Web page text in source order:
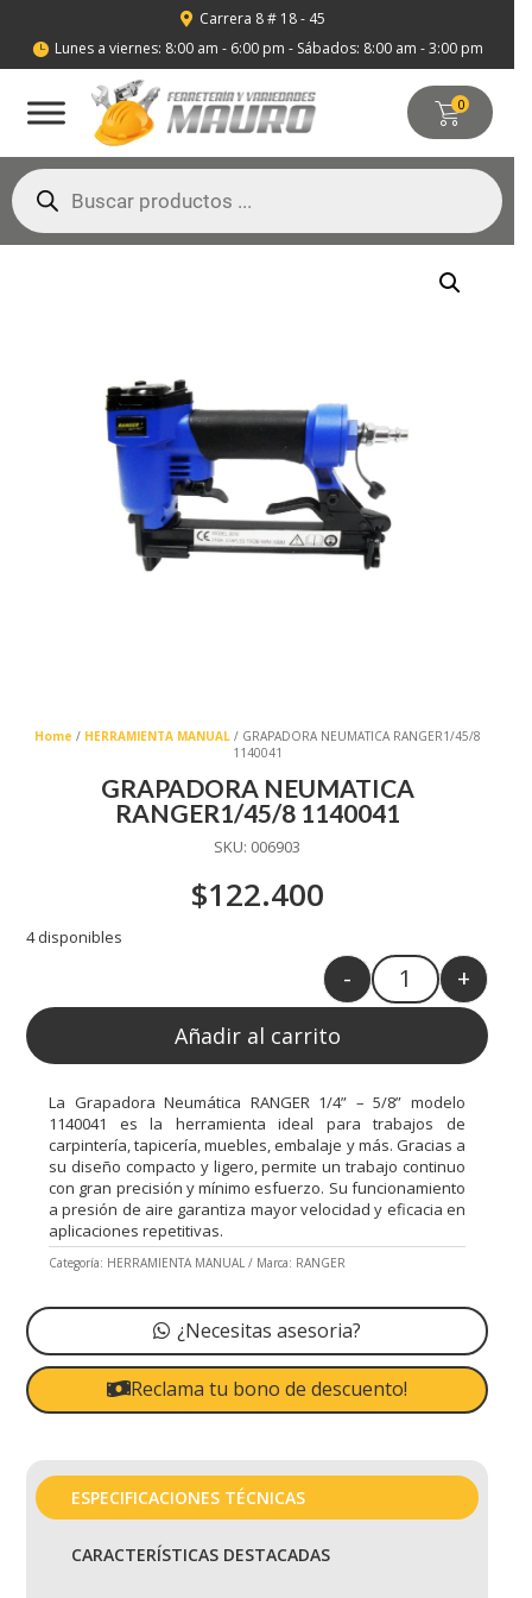
 Carrera 8 # 18 - 45
 Lunes a viernes: 8:00 am - 6:00 pm - Sábados: 8:00 am - 3:00 pm
0
Búsqueda
de
productos
Home / HERRAMIENTA MANUAL/ GRAPADORA NEUMATICA RANGER1/45/8
1140041
GRAPADORA NEUMATICA
RANGER1/45/8 1140041
SKU: 006903
$122.400
4 disponibles
Quantity
- +
Añadir al carrito
La Grapadora Neumática RANGER 1/4” – 5/8” modelo
1140041 es la herramienta ideal para trabajos de
carpintería, tapicería, muebles, embalaje y más. Gracias a
su diseño compacto y ligero, permite un trabajo continuo
con gran precisión y mínimo esfuerzo. Su funcionamiento
a presión de aire garantiza mayor velocidad y eficacia en
aplicaciones repetitivas.
Categoría: HERRAMIENTA MANUAL Marca: RANGER
¿Necesitas asesoria?
Reclama tu bono de descuento!
ESPECIFICACIONES TÉCNICAS
CARACTERÍSTICAS DESTACADAS